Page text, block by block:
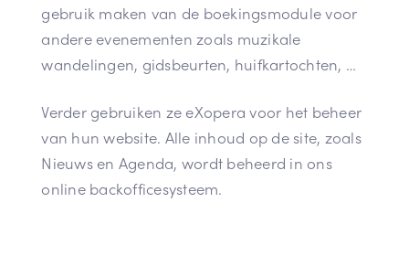
gebruik maken van de boekingsmodule voor
andere evenementen zoals muzikale
wandelingen, gidsbeurten, huifkartochten, …
Verder gebruiken ze eXopera voor het beheer
van hun website. Alle inhoud op de site, zoals
Nieuws en Agenda, wordt beheerd in ons
online backofficesysteem.